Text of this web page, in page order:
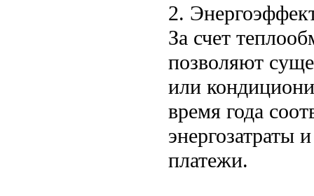
2.
За счет
позволяют
или
время года
энергозатраты
платежи.